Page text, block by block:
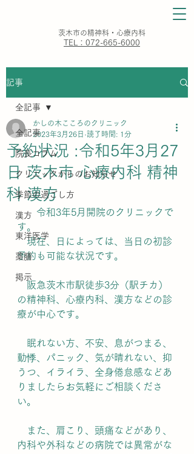
​茨木市の精神科・心療内科
TEL：072-665-6000
記事
全記事
院長コラム
クリニックからのお知らせ
季節の過ごし方
漢方
東洋医学
薬膳
掲示
全記事
予約状況 :令和5年3月27
日 茨木市 心療内科 精神
科 漢方
かしの木こころのクリニック
2023年3月26日 読了時間: 1分
令和3年5月開院のクリニックで
す。
現在、日によっては、当日の初診
予約も可能な状況です。
阪急茨木市駅徒歩3分（駅チカ）
の精神科、心療内科、漢方などの診
療が中心です。
眠れない方、不安、息がつまる、
動悸、パニック、気が晴れない、抑
うつ、イライラ、全身倦怠感などあ
りましたらお気軽にご相談くださ
い。
また、肩こり、頭痛などがあり、
内科や外科などの病院では異常がな